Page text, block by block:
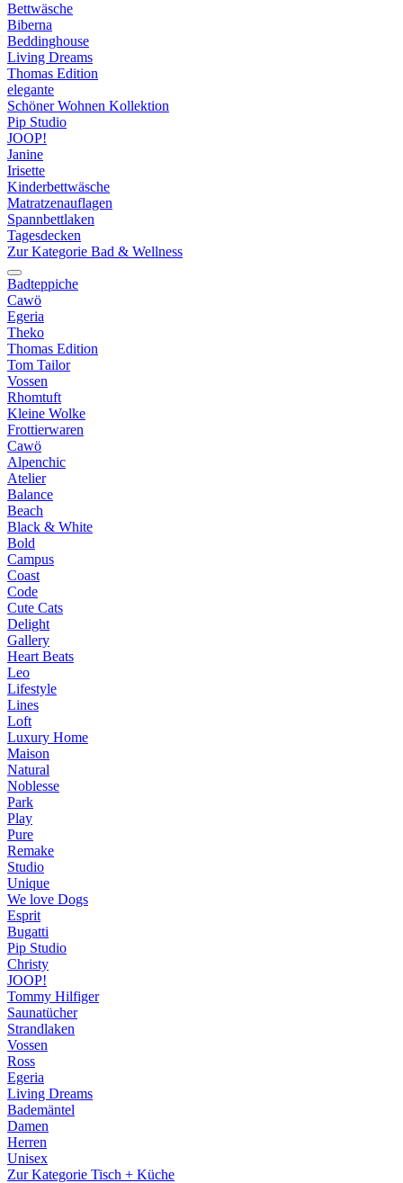
Bettwäsche
Biberna
Beddinghouse
Living Dreams
Thomas Edition
elegante
Schöner Wohnen Kollektion
Pip Studio
JOOP!
Janine
Irisette
Kinderbettwäsche
Matratzenauflagen
Spannbettlaken
Tagesdecken
Zur Kategorie Bad & Wellness
Badteppiche
Cawö
Egeria
Theko
Thomas Edition
Tom Tailor
Vossen
Rhomtuft
Kleine Wolke
Frottierwaren
Cawö
Alpenchic
Atelier
Balance
Beach
Black & White
Bold
Campus
Coast
Code
Cute Cats
Delight
Gallery
Heart Beats
Leo
Lifestyle
Lines
Loft
Luxury Home
Maison
Natural
Noblesse
Park
Play
Pure
Remake
Studio
Unique
We love Dogs
Esprit
Bugatti
Pip Studio
Christy
JOOP!
Tommy Hilfiger
Saunatücher
Strandlaken
Vossen
Ross
Egeria
Living Dreams
Bademäntel
Damen
Herren
Unisex
Zur Kategorie Tisch + Küche